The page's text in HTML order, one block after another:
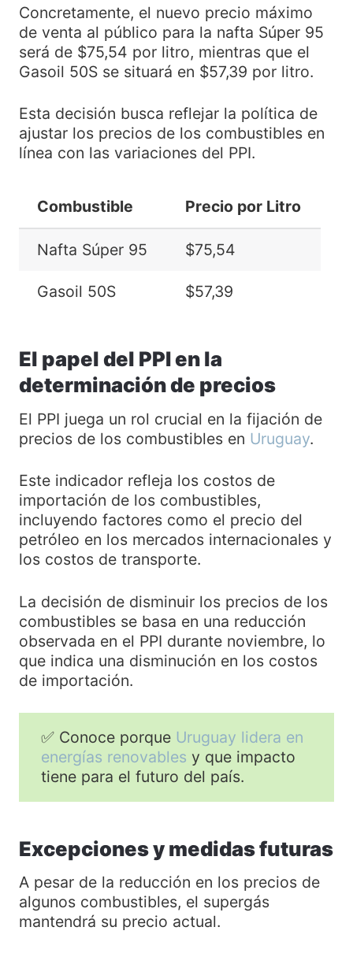
Concretamente, el nuevo precio máximo
de venta al público para la nafta Súper 95
será de $75,54 por litro, mientras que el
Gasoil 50S se situará en $57,39 por litro.
Esta decisión busca reflejar la política de
ajustar los precios de los combustibles en
línea con las variaciones del PPI.
Combustible Precio por Litro
Nafta Súper 95 $75,54
Gasoil 50S $57,39
El papel del PPI en la
determinación de precios
El PPI juega un rol crucial en la fijación de
precios de los combustibles en Uruguay.
Este indicador refleja los costos de
importación de los combustibles,
incluyendo factores como el precio del
petróleo en los mercados internacionales y
los costos de transporte.
La decisión de disminuir los precios de los
combustibles se basa en una reducción
observada en el PPI durante noviembre, lo
que indica una disminución en los costos
de importación.
✅ Conoce porque Uruguay lidera en
energías renovables y que impacto
tiene para el futuro del país.
Excepciones y medidas futuras
A pesar de la reducción en los precios de
algunos combustibles, el supergás
mantendrá su precio actual.